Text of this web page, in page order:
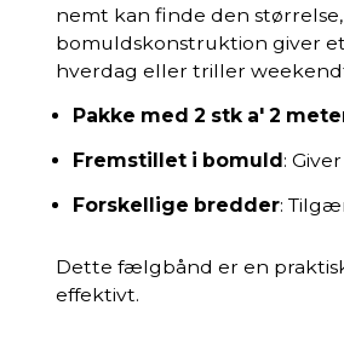
nemt kan finde den
bomuldskonstruktion giver
hverdag eller triller
Pakke med 2 stk a' 2
Fremstillet i bomuld:
Forskellige bredder:
Dette fælgbånd er en
effektivt.